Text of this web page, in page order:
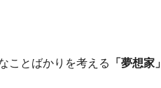
ことばかりを考える
「夢想家」